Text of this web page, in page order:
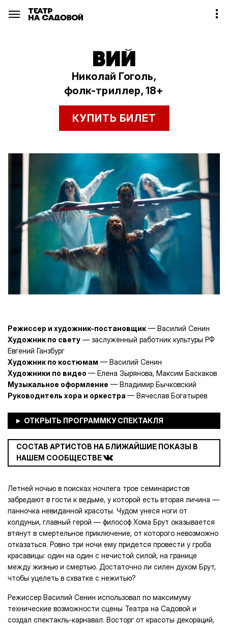
ВИЙ
Николай Гоголь,
фолк-триллер, 18+
КУПИТЬ БИЛЕТ
Режиссер и художник-постановщик — Василий Сенин
Художник по свету — заслуженный работник культуры РФ
Евгений Ганзбург
Художник по костюмам — Василий Сенин
Художники по видео — Елена Зырянова, Максим Баскаков
Музыкальное оформление — Владимир Бычковский
Руководитель хора и оркестра — Вячеслав Богатырев
СОСТАВ АРТИСТОВ НА БЛИЖАЙШИЕ ПОКАЗЫ В
НАШЕМ СООБЩЕСТВЕ
Летней ночью в поисках ночлега трое семинаристов
забредают в гости к ведьме, у которой есть вторая личина —
панночка невиданной красоты. Чудом унеся ноги от
колдуньи, главный герой — философ Хома Брут оказывается
втянут в смертельное приключение, от которого невозможно
отказаться. Ровно три ночи ему придется провести у гроба
красавицы: один на один с нечистой силой, на границе
между жизнью и смертью. Достаточно ли силен духом Брут,
чтобы уцелеть в схватке с нежитью?
Режиссер Василий Сенин использовал по максимуму
технические возможности сцены Театра на Садовой и
создал спектакль-карнавал. Восторг от красоты декораций,